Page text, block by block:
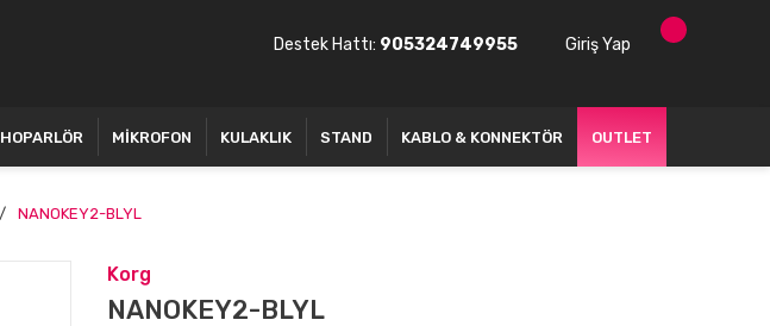
Destek Hattı: 905324749955 Giriş Yap
HOPARLÖR MİKROFON KULAKLIK STAND KABLO & KONNEKTÖR OUTLET
NANOKEY2-BLYL
Korg
NANOKEY2-BLYL